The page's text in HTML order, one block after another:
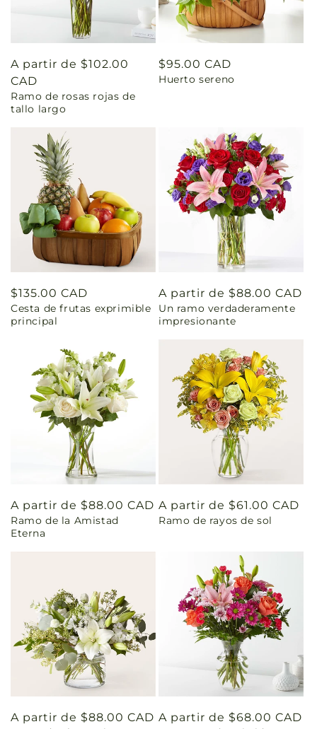
Precio
habitual
A partir de $102.00
CAD
Ramo de rosas rojas de
tallo largo
Precio
habitual
$95.00 CAD
Huerto sereno
Precio
habitual
$135.00 CAD
Cesta de frutas exprimible
principal
Precio
habitual
A partir de $88.00 CAD
Un ramo verdaderamente
impresionante
Precio
habitual
A partir de $88.00 CAD
Ramo de la Amistad
Eterna
Precio
habitual
A partir de $61.00 CAD
Ramo de rayos de sol
Precio
A partir de $88.00 CAD Precio
A partir de $68.00 CAD